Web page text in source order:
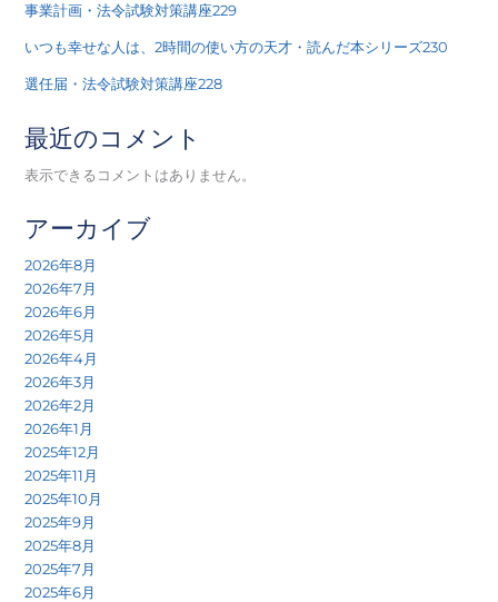
事業計画・法令試験対策講座229
いつも幸せな人は、2時間の使い方の天才・読んだ本シリーズ230
選任届・法令試験対策講座228
最近のコメント
表示できるコメントはありません。
アーカイブ
2026年8月
2026年7月
2026年6月
2026年5月
2026年4月
2026年3月
2026年2月
2026年1月
2025年12月
2025年11月
2025年10月
2025年9月
2025年8月
2025年7月
2025年6月